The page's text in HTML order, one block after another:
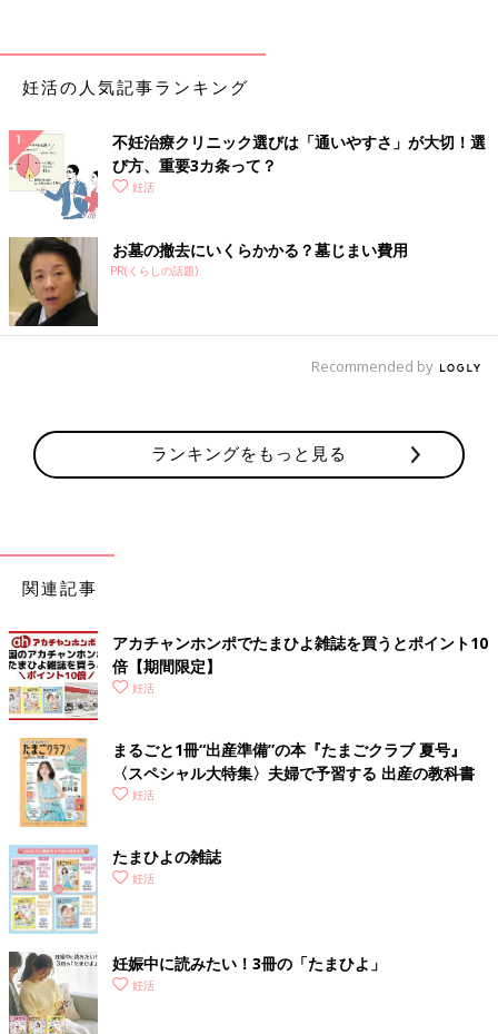
妊活の人気記事ランキング
不妊治療クリニック選びは「通いやすさ」が大切！選
び方、重要3カ条って？
妊活
お墓の撤去にいくらかかる？墓じまい費用
PR(くらしの話題)
Recommended by
ランキングをもっと見る
関連記事
アカチャンホンポでたまひよ雑誌を買うとポイント10
倍【期間限定】
妊活
まるごと1冊“出産準備”の本『たまごクラブ 夏号』
〈スペシャル大特集〉夫婦で予習する 出産の教科書
妊活
たまひよの雑誌
妊活
妊娠中に読みたい！3冊の「たまひよ」
妊活